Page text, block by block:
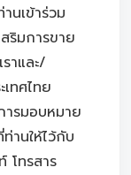
นเข้าร่วม
ริมการขาย
าและ/
ทศไทย
ารมอบหมาย
านให้ไว้กับ
โทรสาร